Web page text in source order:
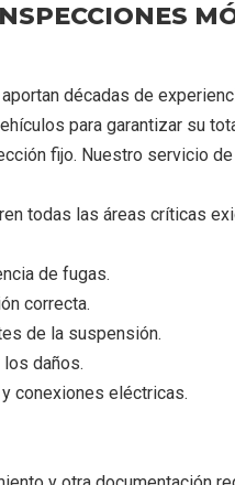
décadas de
para garantizar su
fijo. Nuestro servicio
todas las áreas críticas
de fugas.
correcta.
de la suspensión.
daños.
conexiones eléctricas.